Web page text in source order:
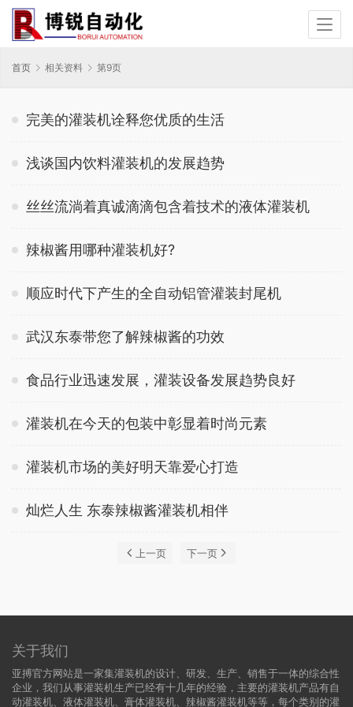
首页 相关资料 第9页
完美的灌装机诠释您优质的生活
浅谈国内饮料灌装机的发展趋势
丝丝流淌着真诚滴滴包含着技术的液体灌装机
辣椒酱用哪种灌装机好?
顺应时代下产生的全自动铝管灌装封尾机
武汉东泰带您了解辣椒酱的功效
食品行业迅速发展，灌装设备发展趋势良好
灌装机在今天的包装中彰显着时尚元素
灌装机市场的美好明天靠爱心打造
灿烂人生 东泰辣椒酱灌装机相伴
上一页 下一页
关于我们
亚搏官方网站是一家集灌装机的设计、研发、生产、销售于一体的综合性
企业，我们从事灌装机生产已经有十几年的经验，主要的灌装机产品有自
动灌装机、液体灌装机、膏体灌装机、辣椒酱灌装机等等，每个类别的灌